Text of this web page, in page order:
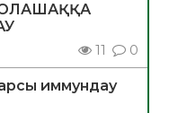
11 0
иммундау